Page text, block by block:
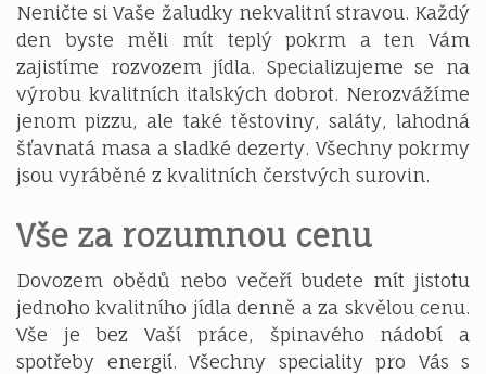
Neničte si Vaše žaludky nekvalitní stravou. Každý
den byste měli mít teplý pokrm a ten Vám
zajistíme rozvozem jídla. Specializujeme se na
výrobu kvalitních italských dobrot. Nerozvážíme
jenom pizzu, ale také těstoviny, saláty, lahodná
šťavnatá masa a sladké dezerty. Všechny pokrmy
jsou vyráběné z kvalitních čerstvých surovin.
Vše za rozumnou cenu
Dovozem obědů nebo večeří budete mít jistotu
jednoho kvalitního jídla denně a za skvělou cenu.
Vše je bez Vaší práce, špinavého nádobí a
spotřeby energií. Všechny speciality pro Vás s